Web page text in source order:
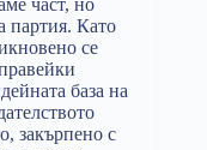
част, но
партия. Като
се
база на
закърпено с